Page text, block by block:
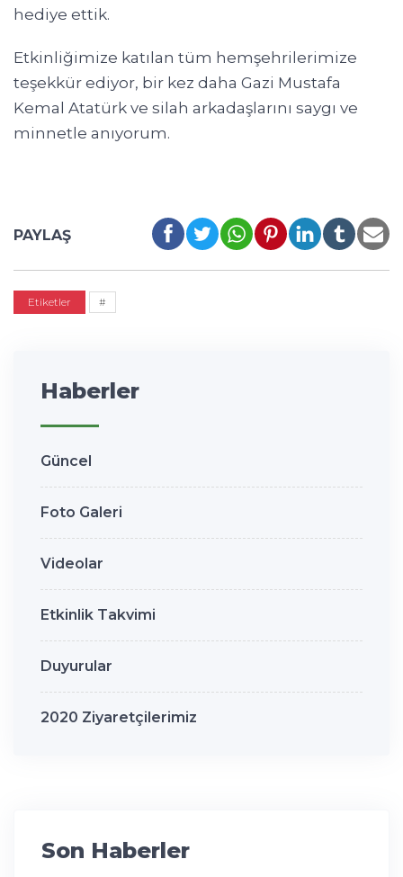
hediye ettik.
Etkinliğimize katılan tüm hemşehrilerimize
teşekkür ediyor, bir kez daha Gazi Mustafa
Kemal Atatürk ve silah arkadaşlarını saygı ve
minnetle anıyorum.
PAYLAŞ
Etiketler #
Haberler
Güncel
Foto Galeri
Videolar
Etkinlik Takvimi
Duyurular
2020 Ziyaretçilerimiz
Son Haberler